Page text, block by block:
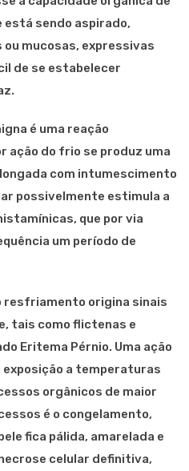
sendo aspirado,
mucosas, expressivas
de se estabelecer
é uma reação
ação do frio se produz uma
com intumescimento
possivelmente estimula a
que por via
um período de
resfriamento origina sinais
tais como flictenas e
Eritema Pérnio. Uma ação
a temperaturas
orgânicos de maior
é o congelamento,
fica pálida, amarelada e
celular definitiva,